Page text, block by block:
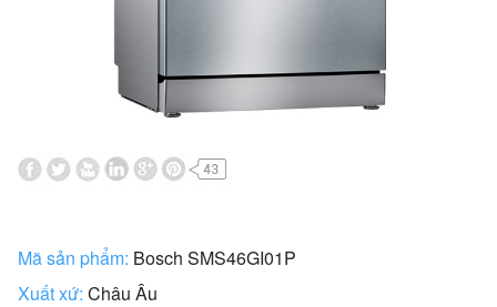
Mã sản phẩm: Bosch SMS46GI01P
Xuất xứ: Châu Âu